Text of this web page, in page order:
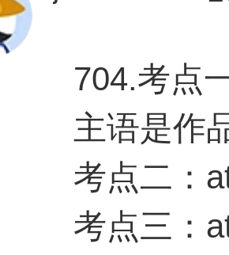
704.考点
主语是作
考点二：
考点三：